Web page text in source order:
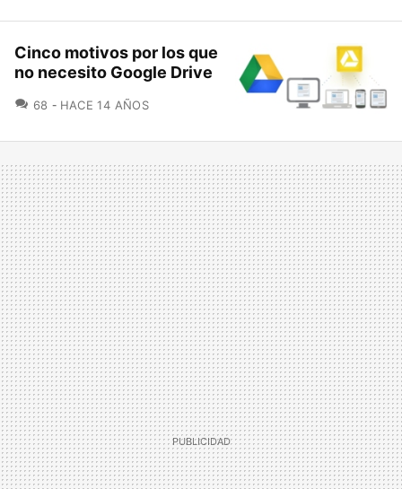
Cinco motivos por los que
no necesito Google Drive
68 COMENTARIOS
HACE 14 AÑOS